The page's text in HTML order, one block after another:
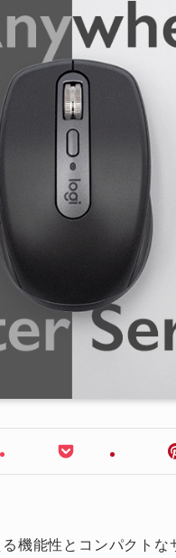
機能性とコンパクトな